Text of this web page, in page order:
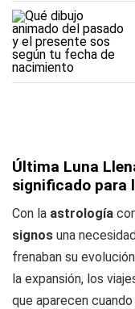
Última Luna
significado para
Con la astrología
signos una
frenaban su
la expansión, los
que aparecen